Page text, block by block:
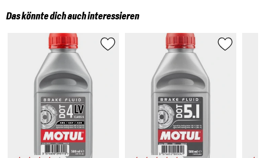
Das könnte dich auch interessieren